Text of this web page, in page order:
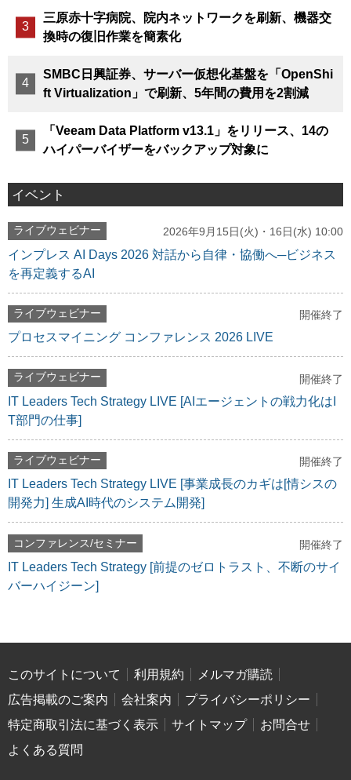
三原赤十字病院、院内ネットワークを刷新、機器交
換時の復旧作業を簡素化
SMBC日興証券、サーバー仮想化基盤を「OpenShi
ft Virtualization」で刷新、5年間の費用を2割減
「Veeam Data Platform v13.1」をリリース、14の
ハイパーバイザーをバックアップ対象に
イベント
ライブウェビナー 2026年9月15日(火)・16日(水) 10:00
インプレス AI Days 2026 対話から自律・協働へ─ビジネス
を再定義するAI
ライブウェビナー 開催終了
プロセスマイニング コンファレンス 2026 LIVE
ライブウェビナー 開催終了
IT Leaders Tech Strategy LIVE [AIエージェントの戦力化はI
T部門の仕事]
ライブウェビナー 開催終了
IT Leaders Tech Strategy LIVE [事業成長のカギは[情シスの
開発力] 生成AI時代のシステム開発]
コンファレンス/セミナー 開催終了
IT Leaders Tech Strategy [前提のゼロトラスト、不断のサイ
バーハイジーン]
このサイトについて 利用規約
メルマガ購読
広告掲載のご案内
会社案内
プライバシーポリシー
特定商取引法に基づく表示
サイトマップ
お問合せ
よくある質問